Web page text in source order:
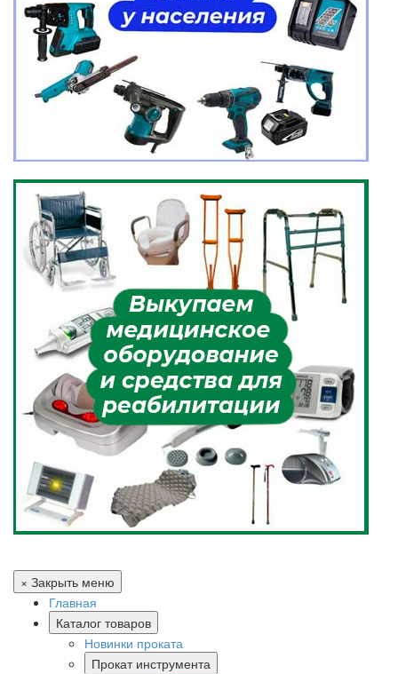
× Закрыть меню
Главная
Каталог товаров
Новинки проката
Прокат инструмента